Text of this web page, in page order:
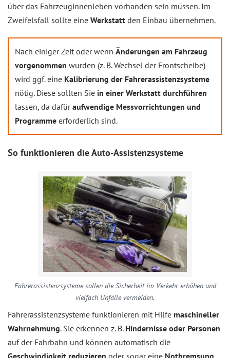
über das Fahrzeuginnenleben vorhanden sein müssen. Im
Zweifelsfall sollte eine Werkstatt den Einbau übernehmen.
Nach einiger Zeit oder wenn Änderungen am Fahrzeug
vorgenommen wurden (z. B. Wechsel der Frontscheibe)
wird ggf. eine Kalibrierung der Fahrerassistenzsysteme
nötig. Diese sollten Sie in einer Werkstatt durchführen
lassen, da dafüraufwendige Messvorrichtungen und
Programme erforderlich sind.
So funktionieren die Auto-Assistenzsysteme
Fahrerassistenzsysteme sollen die Sicherheit im Verkehr erhöhen und
vielfach Unfälle vermeiden.
Fahrerassistenzsysteme funktionieren mit Hilfe maschineller
Wahrnehmung. Sie erkennen z. B. Hindernisse oder Personen
auf der Fahrbahn und können automatisch die
Geschwindigkeit reduzieren oder sogar eine Notbremsung